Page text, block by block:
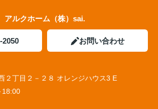
アルクホーム（株）sai.
2050 お問い合わせ
２丁目２－２８ オレンジハウス3 E
18:00